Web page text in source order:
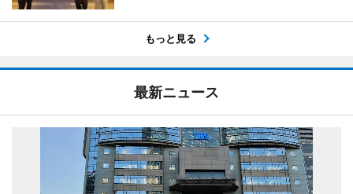
もっと見る
最新ニュース